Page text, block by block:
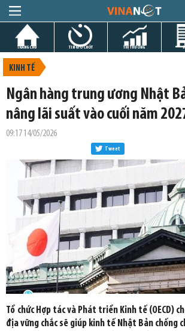
TRANG CHỦ TIN GIỜ CHÓT THỊ TRƯỜNG
KINH TẾ
Ngân hàng trung ương Nhật
nâng lãi suất vào cuối năm
09:17 14/05/2026
Tweet
Tổ chức Hợp tác và Phát triển Kinh tế (OECD)
địa vững chắc sẽ giúp kinh tế Nhật Bản chống